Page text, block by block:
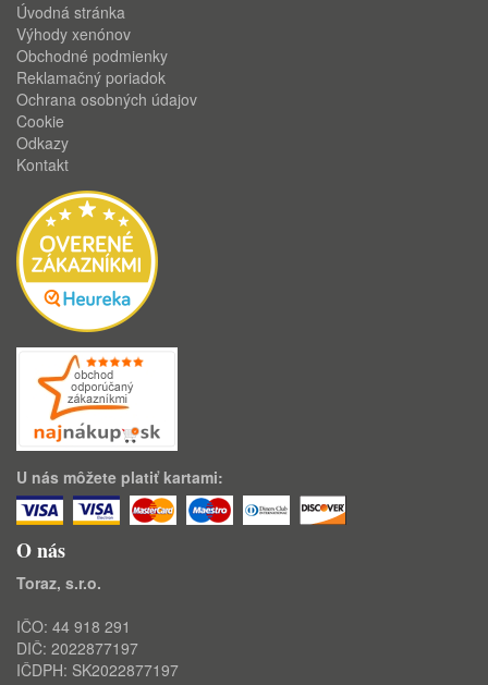
Úvodná stránka
Výhody xenónov
Obchodné podmienky
Reklamačný poriadok
Ochrana osobných údajov
Cookie
Odkazy
Kontakt
U nás môžete platiť kartami:
O nás
Toraz, s.r.o.
IČO: 44 918 291
DIČ: 2022877197
IČDPH: SK2022877197